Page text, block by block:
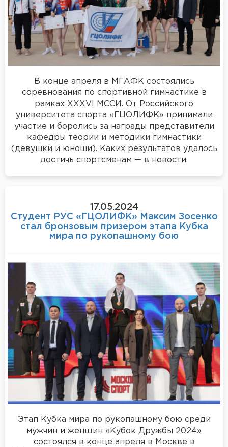
В конце апреля в МГАФК состоялись
соревнования по спортивной гимнастике в
рамках XXXVI МССИ. От Российского
университета спорта «ГЦОЛИФК» принимали
участие и боролись за награды представители
кафедры теории и методики гимнастики
(девушки и юноши). Каких результатов удалось
достичь спортсменам — в новости.
17.05.2024
Студент РУС «ГЦОЛИФК» Максим Зосенко
стал бронзовым призером этапа Кубка
мира по рукопашному бою
Этап Кубка мира по рукопашному бою среди
мужчин и женщин «Кубок Дружбы 2024»
состоялся в конце апреля в Москве в